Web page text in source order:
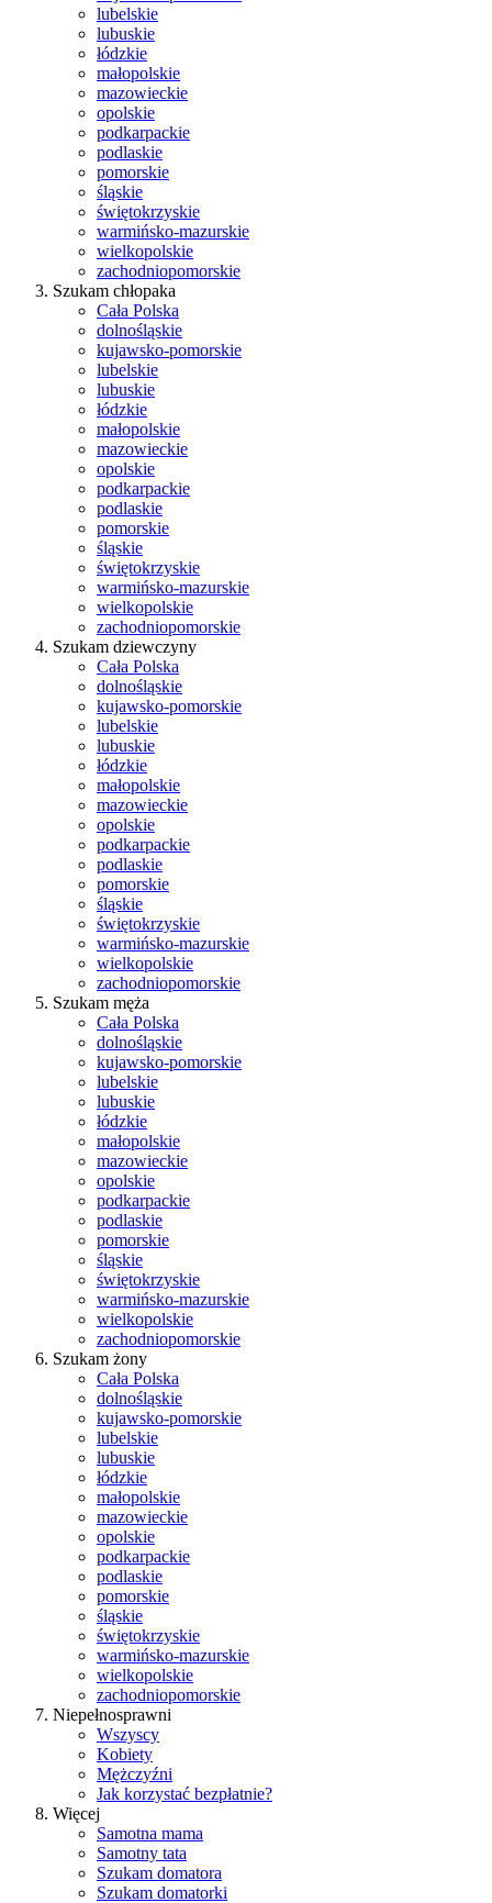
lubelskie
lubuskie
łódzkie
małopolskie
mazowieckie
opolskie
podkarpackie
podlaskie
pomorskie
śląskie
świętokrzyskie
warmińsko-mazurskie
wielkopolskie
zachodniopomorskie
Szukam chłopaka
Cała Polska
dolnośląskie
kujawsko-pomorskie
lubelskie
lubuskie
łódzkie
małopolskie
mazowieckie
opolskie
podkarpackie
podlaskie
pomorskie
śląskie
świętokrzyskie
warmińsko-mazurskie
wielkopolskie
zachodniopomorskie
Szukam dziewczyny
Cała Polska
dolnośląskie
kujawsko-pomorskie
lubelskie
lubuskie
łódzkie
małopolskie
mazowieckie
opolskie
podkarpackie
podlaskie
pomorskie
śląskie
świętokrzyskie
warmińsko-mazurskie
wielkopolskie
zachodniopomorskie
Szukam męża
Cała Polska
dolnośląskie
kujawsko-pomorskie
lubelskie
lubuskie
łódzkie
małopolskie
mazowieckie
opolskie
podkarpackie
podlaskie
pomorskie
śląskie
świętokrzyskie
warmińsko-mazurskie
wielkopolskie
zachodniopomorskie
Szukam żony
Cała Polska
dolnośląskie
kujawsko-pomorskie
lubelskie
lubuskie
łódzkie
małopolskie
mazowieckie
opolskie
podkarpackie
podlaskie
pomorskie
śląskie
świętokrzyskie
warmińsko-mazurskie
wielkopolskie
zachodniopomorskie
Niepełnosprawni
Wszyscy
Kobiety
Mężczyźni
Jak korzystać bezpłatnie?
Więcej
Samotna mama
Samotny tata
Szukam domatora
Szukam domatorki